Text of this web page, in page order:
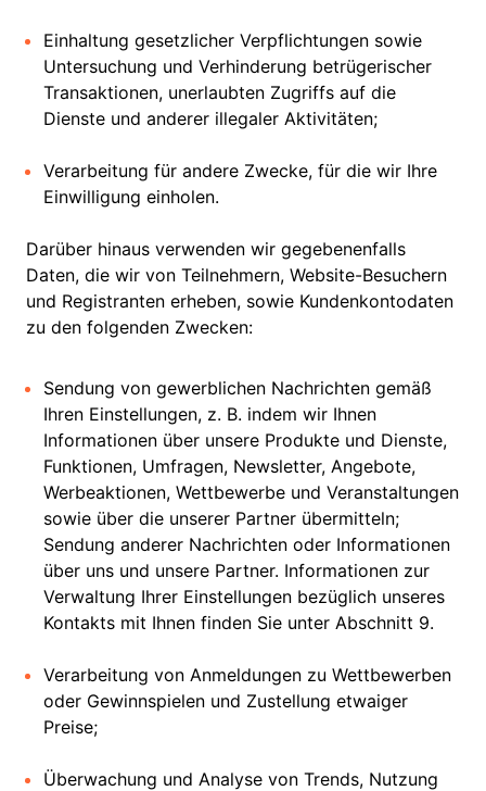
Einhaltung gesetzlicher Verpflichtungen sowie
Untersuchung und Verhinderung betrügerischer
Transaktionen, unerlaubten Zugriffs auf die
Dienste und anderer illegaler Aktivitäten;
Verarbeitung für andere Zwecke, für die wir Ihre
Einwilligung einholen.
Darüber hinaus verwenden wir gegebenenfalls
Daten, die wir von Teilnehmern, Website-Besuchern
und Registranten erheben, sowie Kundenkontodaten
zu den folgenden Zwecken:
Sendung von gewerblichen Nachrichten gemäß
Ihren Einstellungen, z. B. indem wir Ihnen
Informationen über unsere Produkte und Dienste,
Funktionen, Umfragen, Newsletter, Angebote,
Werbeaktionen, Wettbewerbe und Veranstaltungen
sowie über die unserer Partner übermitteln;
Sendung anderer Nachrichten oder Informationen
über uns und unsere Partner. Informationen zur
Verwaltung Ihrer Einstellungen bezüglich unseres
Kontakts mit Ihnen finden Sie unter Abschnitt 9.
Verarbeitung von Anmeldungen zu Wettbewerben
oder Gewinnspielen und Zustellung etwaiger
Preise;
Überwachung und Analyse von Trends, Nutzung